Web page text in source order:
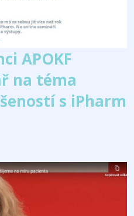
APOKF
na téma
s iPharm